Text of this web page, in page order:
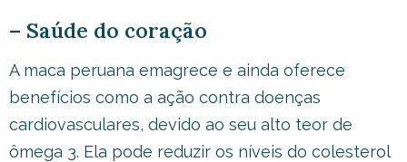
– Saúde do coração
A maca peruana emagrece e ainda oferece
benefícios como a ação contra doenças
cardiovasculares, devido ao seu alto teor de
ômega 3. Ela pode reduzir os níveis do colesterol